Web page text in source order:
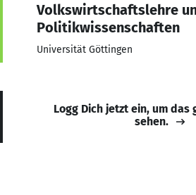
Volkswirtschaftslehre
Politikwissenschaften
Universität Göttingen
Logg Dich jetzt ein, um das
sehen.